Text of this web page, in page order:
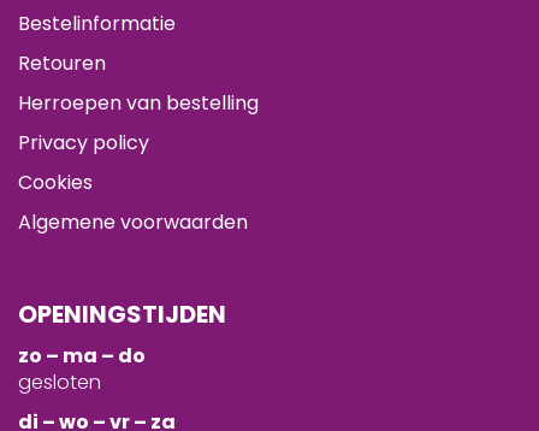
Bestelinformatie
Retouren
Herroepen van bestelling
Privacy policy
Cookies
Algemene voorwaarden
OPENINGSTIJDEN
zo – ma – do
gesloten
di – wo – vr – za